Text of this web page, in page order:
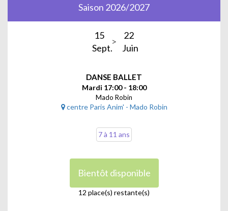
Saison 2026/2027
15
Sept.
22
Juin
DANSE BALLET
Mardi 17:00 - 18:00
Mado Robin
centre Paris Anim' - Mado Robin
7 à 11 ans
Bientôt disponible
12 place(s) restante(s)